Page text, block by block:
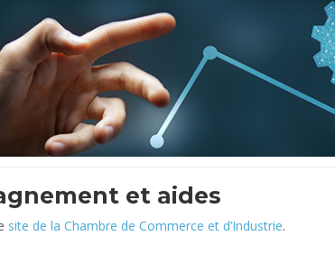
et aides
site de la Chambre de Commerce et d’Industrie.